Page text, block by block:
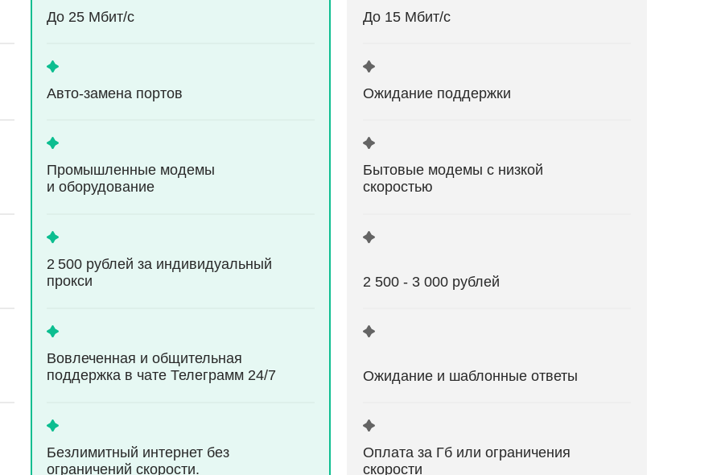
До 25 Мбит/с До 15 Мбит/с
Aвто-замена портов Ожидание поддержки
Промышленные модемы
и оборудование
Бытовые модемы с низкой
скоростью
Вовлеченная и общительная
поддержка в чате Телеграмм 24/7
2 500 рублей за индивидуальный
прокси
2 500 - 3 000 рублей
Ожидание и шаблонные ответы
Безлимитный интернет без
ограничений скорости.
Оплата за Гб или ограничения
скорости